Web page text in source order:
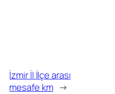
İzmir İl İlçe arası
mesafe km →